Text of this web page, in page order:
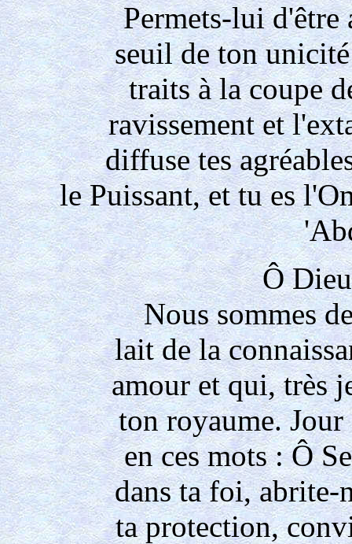
Permets-lui d'être
seuil de ton
traits à la coupe
ravissement et
diffuse tes
le Puissant, et tu es
Ô
Nous sommes
lait de la
amour et qui, très
ton royaume.
en ces mots : Ô
dans ta foi, abrite-
ta protection,